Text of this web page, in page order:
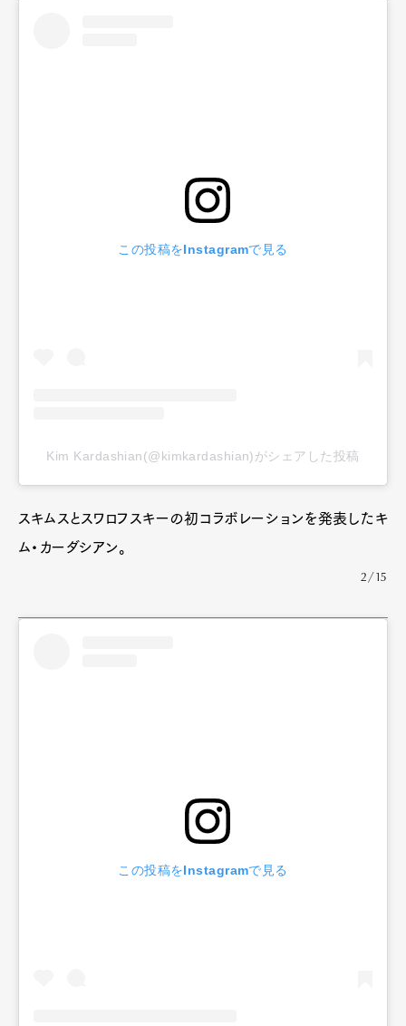
この投稿をInstagramで見る
Kim Kardashian(@kimkardashian)がシェアした投稿
スキムスとスワロフスキーの初コラボレーションを発表したキ
ム・カーダシアン。
2/15
この投稿をInstagramで見る